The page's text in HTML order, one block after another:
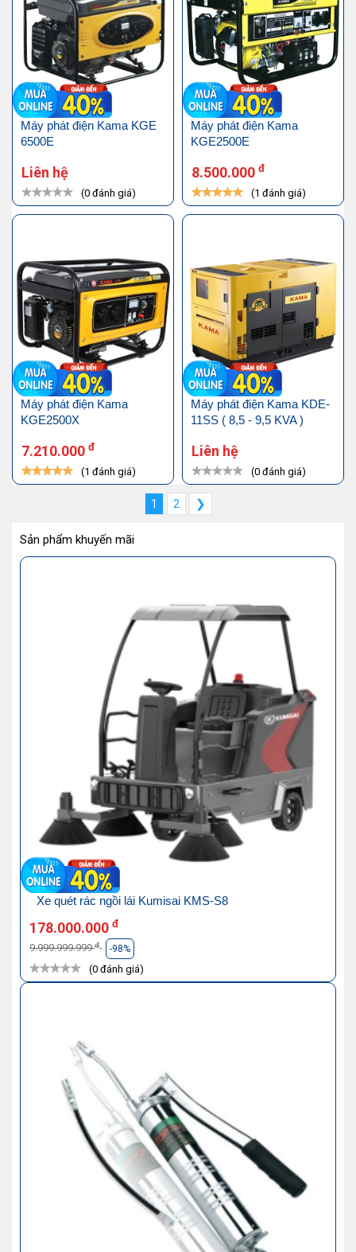
Máy phát điện Kama KGE
6500E
Liên hệ
(0 đánh giá)
Máy phát điện Kama
KGE2500E
8.500.000 đ
(1 đánh giá)
Máy phát điện Kama
KGE2500X
7.210.000 đ
(1 đánh giá)
Máy phát điện Kama KDE-
11SS ( 8,5 - 9,5 KVA )
Liên hệ
(0 đánh giá)
1 2 ❯
Sản phẩm khuyến mãi
Xe quét rác ngồi lái Kumisai KMS-S8
178.000.000 đ
9.999.999.999đ -98%
(0 đánh giá)